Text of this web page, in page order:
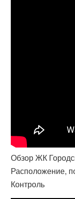
Обзор ЖК
Расположение,
Контроль